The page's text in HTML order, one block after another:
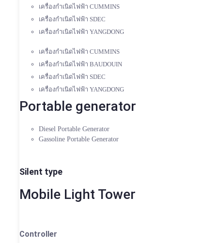
เครื่องกำเนิดไฟฟ้า CUMMINS
เครื่องกำเนิดไฟฟ้า SDEC
เครื่องกำเนิดไฟฟ้า YANGDONG
เครื่องกำเนิดไฟฟ้า CUMMINS
เครื่องกำเนิดไฟฟ้า BAUDOUIN
เครื่องกำเนิดไฟฟ้า SDEC
เครื่องกำเนิดไฟฟ้า YANGDONG
Portable generator
Diesel Portable Generator
Gassoline Portable Generator
Silent type
Mobile Light Tower
Controller